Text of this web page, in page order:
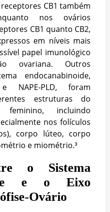
CB1 também
nos ovários
CB1 quanto CB2,
em níveis mais
papel imunológico
ovariana. Outros
endocanabinoide,
NAPE-PLD, foram
estruturas do
feminino, incluindo
nos folículos
corpo lúteo, corpo
e miométrio.³
o Sistema
e o Eixo
Ovário